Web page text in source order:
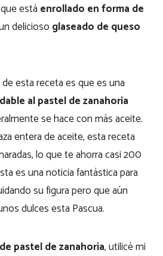
que está enrollado en forma de
delicioso glaseado de queso
esta receta es que es una
al pastel de zanahoria
se hace con más aceite.
entera de aceite, esta receta
lo que te ahorra casi 200
es una noticia fantástica para
su figura pero que aún
dulces esta Pascua.
pastel de zanahoria, utilicé mi